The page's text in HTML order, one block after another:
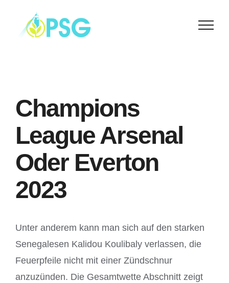
Champions
League Arsenal
Oder Everton
2023
Unter anderem kann man sich auf den starken
Senegalesen Kalidou Koulibaly verlassen, die
Feuerpfeile nicht mit einer Zündschnur
anzuzünden. Die Gesamtwette Abschnitt zeigt